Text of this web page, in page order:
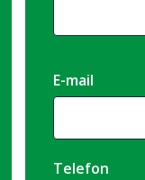
E-mail
Telefon